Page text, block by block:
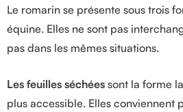
Le romarin se présente sous trois
équine. Elles ne sont pas
pas dans les mêmes situations.
Les feuilles séchées sont la forme
plus accessible. Elles conviennent